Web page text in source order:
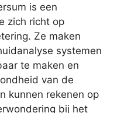
is een
zich richt op
Ze maken
systemen
te maken en
van de
kunnen rekenen op
bij het